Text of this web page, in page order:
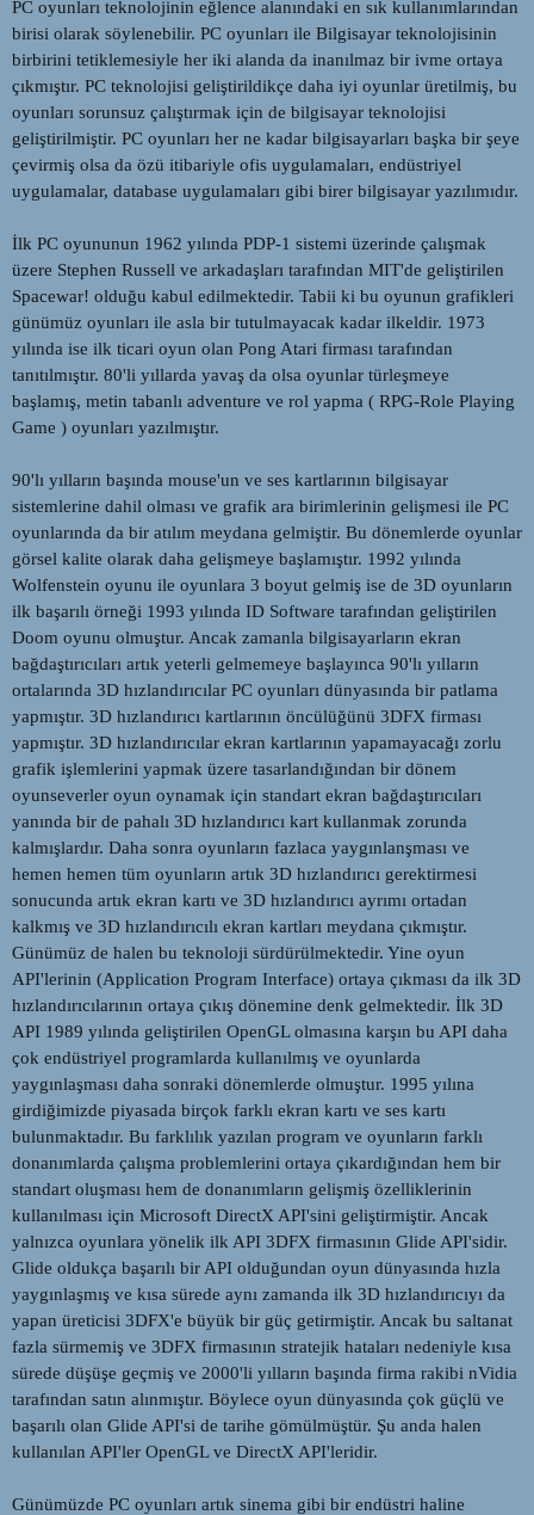
t
a
n
r
i
h
PC oyunları teknolojinin eğlence alanındaki en sık kullanımlarından
birisi olarak söylenebilir. PC oyunları ile Bilgisayar teknolojisinin
birbirini tetiklemesiyle her iki alanda da inanılmaz bir ivme ortaya
çıkmıştır. PC teknolojisi geliştirildikçe daha iyi oyunlar üretilmiş, bu
oyunları sorunsuz çalıştırmak için de bilgisayar teknolojisi
geliştirilmiştir. PC oyunları her ne kadar bilgisayarları başka bir şeye
çevirmiş olsa da özü itibariyle ofis uygulamaları, endüstriyel
uygulamalar, database uygulamaları gibi birer bilgisayar yazılımıdır.
İlk PC oyununun 1962 yılında PDP-1 sistemi üzerinde çalışmak
üzere Stephen Russell ve arkadaşları tarafından MIT'de geliştirilen
Spacewar! olduğu kabul edilmektedir. Tabii ki bu oyunun grafikleri
günümüz oyunları ile asla bir tutulmayacak kadar ilkeldir. 1973
yılında ise ilk ticari oyun olan Pong Atari firması tarafından
tanıtılmıştır. 80'li yıllarda yavaş da olsa oyunlar türleşmeye
başlamış, metin tabanlı adventure ve rol yapma ( RPG-Role Playing
Game ) oyunları yazılmıştır.
90'lı yılların başında mouse'un ve ses kartlarının bilgisayar
sistemlerine dahil olması ve grafik ara birimlerinin gelişmesi ile PC
oyunlarında da bir atılım meydana gelmiştir. Bu dönemlerde oyunlar
görsel kalite olarak daha gelişmeye başlamıştır. 1992 yılında
Wolfenstein oyunu ile oyunlara 3 boyut gelmiş ise de 3D oyunların
ilk başarılı örneği 1993 yılında ID Software tarafından geliştirilen
Doom oyunu olmuştur. Ancak zamanla bilgisayarların ekran
bağdaştırıcıları artık yeterli gelmemeye başlayınca 90'lı yılların
ortalarında 3D hızlandırıcılar PC oyunları dünyasında bir patlama
yapmıştır. 3D hızlandırıcı kartlarının öncülüğünü 3DFX firması
yapmıştır. 3D hızlandırıcılar ekran kartlarının yapamayacağı zorlu
grafik işlemlerini yapmak üzere tasarlandığından bir dönem
oyunseverler oyun oynamak için standart ekran bağdaştırıcıları
yanında bir de pahalı 3D hızlandırıcı kart kullanmak zorunda
kalmışlardır. Daha sonra oyunların fazlaca yaygınlanşması ve
hemen hemen tüm oyunların artık 3D hızlandırıcı gerektirmesi
sonucunda artık ekran kartı ve 3D hızlandırıcı ayrımı ortadan
kalkmış ve 3D hızlandırıcılı ekran kartları meydana çıkmıştır.
Günümüz de halen bu teknoloji sürdürülmektedir. Yine oyun
API'lerinin (Application Program Interface) ortaya çıkması da ilk 3D
hızlandırıcılarının ortaya çıkış dönemine denk gelmektedir. İlk 3D
API 1989 yılında geliştirilen OpenGL olmasına karşın bu API daha
çok endüstriyel programlarda kullanılmış ve oyunlarda
yaygınlaşması daha sonraki dönemlerde olmuştur. 1995 yılına
girdiğimizde piyasada birçok farklı ekran kartı ve ses kartı
bulunmaktadır. Bu farklılık yazılan program ve oyunların farklı
donanımlarda çalışma problemlerini ortaya çıkardığından hem bir
standart oluşması hem de donanımların gelişmiş özelliklerinin
kullanılması için Microsoft DirectX API'sini geliştirmiştir. Ancak
yalnızca oyunlara yönelik ilk API 3DFX firmasının Glide API'sidir.
Glide oldukça başarılı bir API olduğundan oyun dünyasında hızla
yaygınlaşmış ve kısa sürede aynı zamanda ilk 3D hızlandırıcıyı da
yapan üreticisi 3DFX'e büyük bir güç getirmiştir. Ancak bu saltanat
fazla sürmemiş ve 3DFX firmasının stratejik hataları nedeniyle kısa
sürede düşüşe geçmiş ve 2000'li yılların başında firma rakibi nVidia
tarafından satın alınmıştır. Böylece oyun dünyasında çok güçlü ve
başarılı olan Glide API'si de tarihe gömülmüştür. Şu anda halen
kullanılan API'ler OpenGL ve DirectX API'leridir.
Günümüzde PC oyunları artık sinema gibi bir endüstri haline